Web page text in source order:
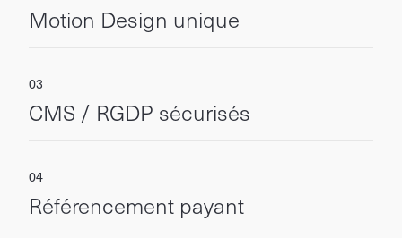
Motion Design unique
CMS / RGDP sécurisés
Référencement payant